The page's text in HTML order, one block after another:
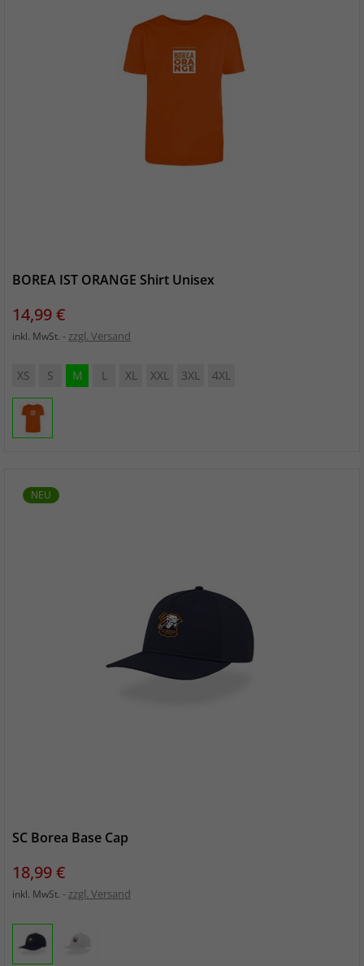
BOREA IST ORANGE Shirt Unisex
Preis
14,99 €
inkl. MwSt. zzgl. Versand
XS S M L XL XXL 3XL 4XL
SC Borea Base Cap
Preis
18,99 €
inkl. MwSt. zzgl. Versand
NEU